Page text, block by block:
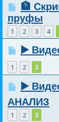
🏦
пруфы
1 2 3 4
▶️
1 2 3
▶️
АНАЛИЗ
1 2 3